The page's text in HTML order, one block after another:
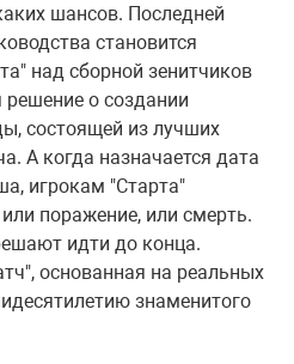
шансов. Последней
становится
над сборной зенитчиков
о создании
состоящей из лучших
А когда назначается дата
игрокам "Старта"
поражение, или смерть.
идти до конца.
основанная на реальных
знаменитого